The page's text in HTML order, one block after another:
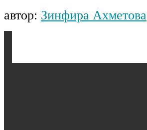
автор: Зинфира Ахметова